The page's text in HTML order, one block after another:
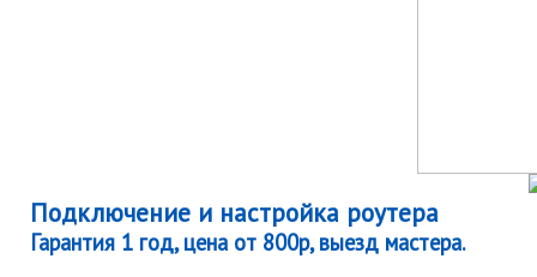
Подключение и настройка роутера
Гарантия 1 год, цена от 800р, выезд мастера.